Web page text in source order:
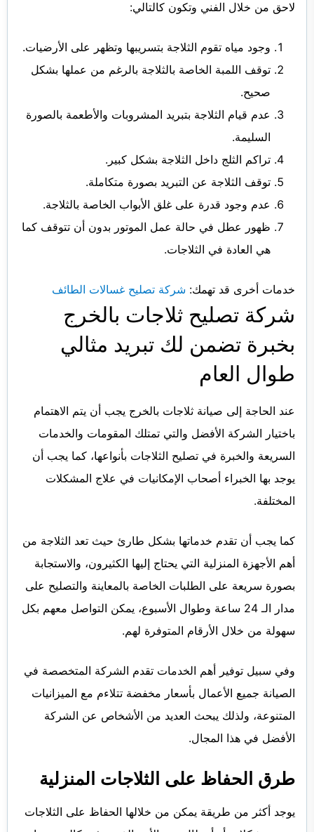
لاحق من خلال الفني وتكون كالتالي:
وجود مياه تقوم الثلاجة بتسريبها وتظهر على الأرضيات.
توقف اللمبة الخاصة بالثلاجة بالرغم من عملها بشكل
صحيح.
عدم قيام الثلاجة بتبريد المشروبات والأطعمة بالصورة
السليمة.
تراكم الثلج داخل الثلاجة بشكل كبير.
توقف الثلاجة عن التبريد بصورة متكاملة.
عدم وجود قدرة على غلق الأبواب الخاصة بالثلاجة.
ظهور عطل في حالة عمل الموتور بدون أن تتوقف كما
هي العادة في الثلاجات.
خدمات أخرى قد تهمك: شركة تصليح غسالات الطائف
شركة تصليح ثلاجات بالخرج
بخبرة تضمن لك تبريد مثالي
طوال العام
عند الحاجة إلى صيانة ثلاجات بالخرج يجب أن يتم الاهتمام
باختيار الشركة الأفضل والتي تمتلك المقومات والخدمات
السريعة والخبرة في تصليح الثلاجات بأنواعها، كما يجب أن
يوجد بها الخبراء أصحاب الإمكانيات في علاج المشكلات
المختلفة.
كما يجب أن تقدم خدماتها بشكل طارئ حيث تعد الثلاجة من
أهم الأجهزة المنزلية التي يحتاج إليها الكثيرون، والاستجابة
بصورة سريعة على الطلبات الخاصة بالمعاينة والتصليح على
مدار الـ 24 ساعة وطوال الأسبوع، يمكن التواصل معهم بكل
سهولة من خلال الأرقام المتوفرة لهم.
وفي سبيل توفير أهم الخدمات تقدم الشركة المتخصصة في
الصيانة جميع الأعمال بأسعار مخفضة تتلاءم مع الميزانيات
المتنوعة، ولذلك يبحث العديد من الأشخاص عن الشركة
الأفضل في هذا المجال.
طرق الحفاظ على الثلاجات المنزلية ‏ ‏
يوجد أكثر من طريقة يمكن من خلالها الحفاظ على الثلاجات